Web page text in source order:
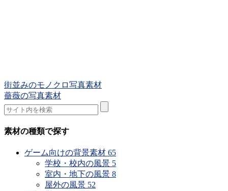
街並みのモノクロ写真素材
薔薇の写真素材
素材の種類で探す
ゲーム向けの背景素材 65
学校・校内の風景 5
室内・地下の風景 8
屋外の風景 52